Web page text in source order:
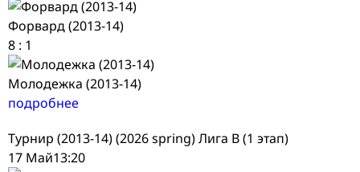
Форвард (2013-14)
8 : 1
Молодежка (2013-14)
подробнее
Турнир (2013-14) (2026 spring) Лига В (1 этап)
17 Май13:20